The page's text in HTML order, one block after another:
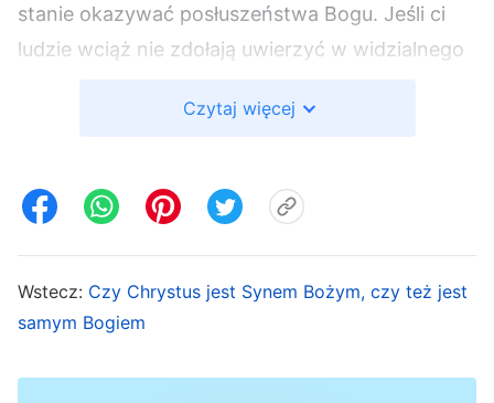
stanie okazywać posłuszeństwa Bogu. Jeśli ci
ludzie wciąż nie zdołają uwierzyć w widzialnego
podboju, a także trwać będą w
który jest widoczny w ciele, ci „miłośnicy
niejasności” bez wątpienia zostaną zniszczeni.
Dzieje się po prostu tak, że niektórzy z was –
wszyscy, którzy ustami wyznają Boga
wcielonego, a jednak nie potrafią praktykować
Czytaj więcej
Wstecz: Czy Chrystus jest Synem Bożym, czy też jest
samym Bogiem